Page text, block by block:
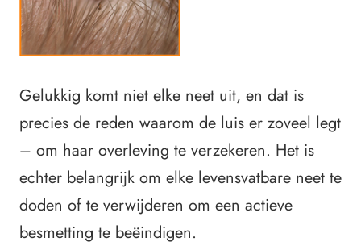
Gelukkig komt niet elke neet uit, en dat is
precies de reden waarom de luis er zoveel legt
– om haar overleving te verzekeren. Het is
echter belangrijk om elke levensvatbare neet te
doden of te verwijderen om een actieve
besmetting te beëindigen.